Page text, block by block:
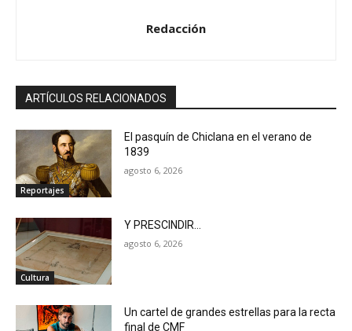
Redacción
ARTÍCULOS RELACIONADOS
Reportajes
El pasquín de Chiclana en el verano de
1839
agosto 6, 2026
Cultura
Y PRESCINDIR…
agosto 6, 2026
Un cartel de grandes estrellas para la recta
final de CMF